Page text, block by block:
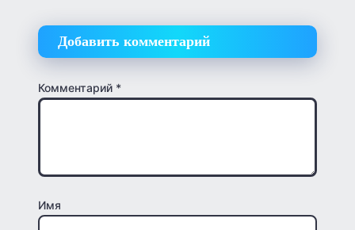
Добавить комментарий
Комментарий *
Имя